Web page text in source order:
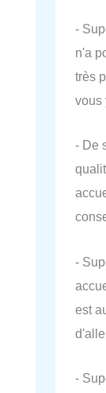
-
n'a
très
vous
- De
-
est
-